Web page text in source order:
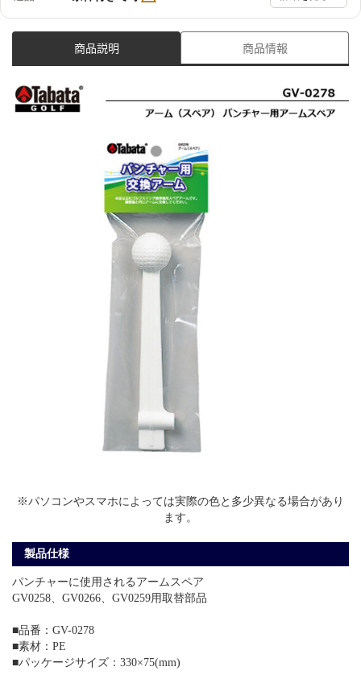
商品説明 商品情報
※パソコンやスマホによっては実際の色と多少異なる場合があり
ます。
製品仕様
パンチャーに使用されるアームスペア
GV0258、GV0266、GV0259用取替部品
■品番：GV-0278
■素材：PE
■パッケージサイズ：330×75(mm)